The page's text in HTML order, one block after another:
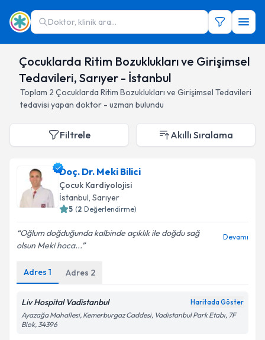
Doktor, klinik ara...
Çocuklarda Ritim Bozuklukları ve Girişimsel
Tedavileri, Sarıyer - İstanbul
Toplam 2 Çocuklarda Ritim Bozuklukları ve Girişimsel Tedavileri
tedavisi yapan doktor - uzman bulundu
Filtrele Akıllı Sıralama
Doç. Dr. Meki Bilici
Çocuk Kardiyolojisi
İstanbul, Sarıyer
5 (2 Değerlendirme)
Oğlum doğduğunda kalbinde açıklık ile doğdu sağ
olsun Meki hoca...
Devamı
Adres 1 Adres 2
Liv Hospital Vadistanbul Haritada Göster
Ayazağa Mahallesi, Kemerburgaz Caddesi, Vadistanbul Park Etabı, 7F
Blok, 34396